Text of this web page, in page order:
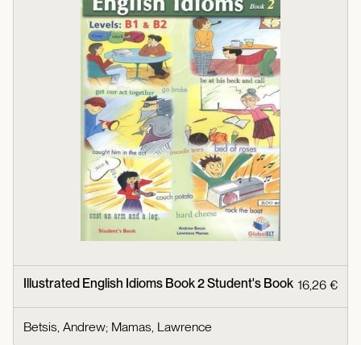
Illustrated English Idioms Book 2 Student's Book 16,26 €
Betsis, Andrew; Mamas, Lawrence